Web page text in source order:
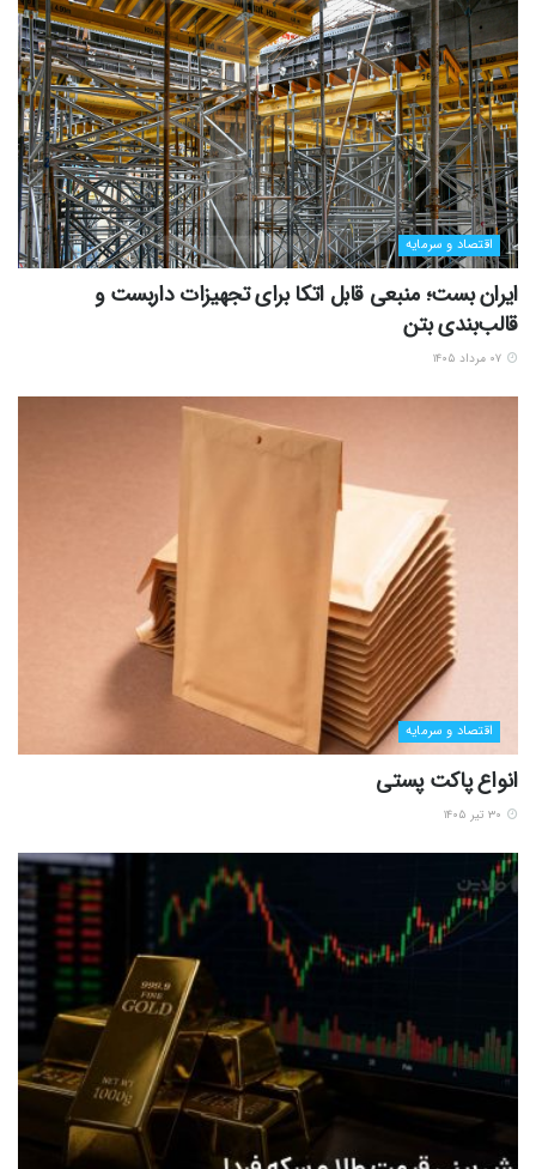
اقتصاد و سرمایه
ایران بست؛ منبعی قابل اتکا برای تجهیزات داربست و
قالب‌بندی بتن
اقتصاد و سرمایه
انواع پاکت پستی